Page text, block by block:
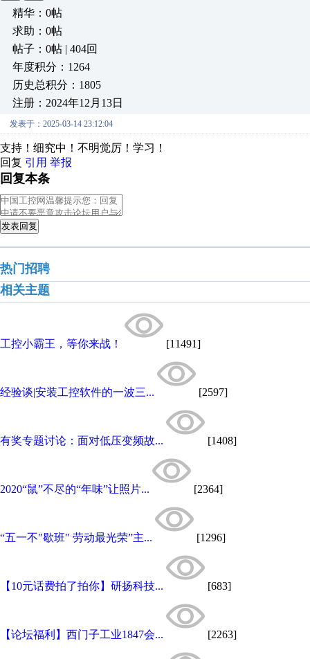
精华：0帖
求助：0帖
帖子：0帖 | 404回
年度积分：1264
历史总积分：1805
注册：2024年12月13日
发表于：2025-03-14 23:12:04
支持！细究中！不明觉厉！学习！
回复 引用 举报
回复本条
发表回复
热门招聘
相关主题
工控小霸王，等你来战！ [11491]
经验谈|安装工控软件的一波三... [2597]
有奖专题讨论：面对低压变频故... [1408]
2020“鼠”不尽的“年味”让照片... [2364]
“五一不"歇班" 劳动最光荣”主... [1296]
【10元话费拍了拍你】研扬科技... [683]
【论坛福利】西门子工业1847会... [2263]